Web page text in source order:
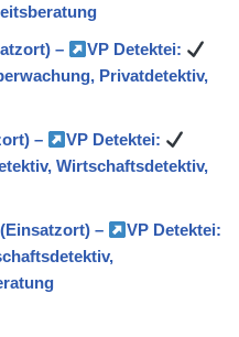
–
VP Detektei:
Privatdetektiv,
–
VP Detektei:
Wirtschaftsdetektiv,
–
VP Detektei: